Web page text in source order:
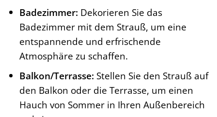
Badezimmer: Dekorieren Sie das
Badezimmer mit dem Strauß, um eine
entspannende und erfrischende
Atmosphäre zu schaffen.
Balkon/Terrasse: Stellen Sie den Strauß auf
den Balkon oder die Terrasse, um einen
Hauch von Sommer in Ihren Außenbereich